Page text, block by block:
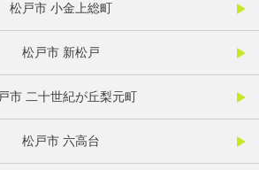
松戸市 小金上総町
松戸市 新松戸
市 二十世紀が丘梨元町
松戸市 六高台